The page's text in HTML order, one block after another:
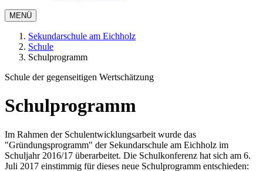
MENÜ
Sekundarschule am Eichholz
Schule
Schulprogramm
Schule der gegenseitigen Wertschätzung
Schulprogramm
Im Rahmen der Schulentwicklungsarbeit wurde das
"Gründungsprogramm" der Sekundarschule am Eichholz im
Schuljahr 2016/17 überarbeitet. Die Schulkonferenz hat sich am 6.
Juli 2017 einstimmig für dieses neue Schulprogramm entschieden: